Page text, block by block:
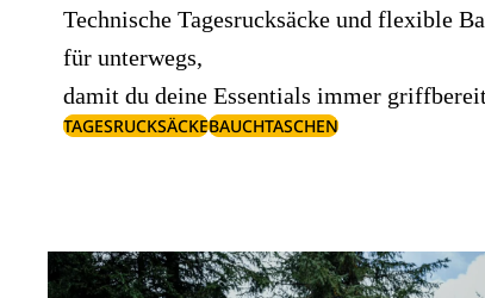
Technische Tagesrucksäcke und flexible
für unterwegs,
damit du deine Essentials immer
TAGESRUCKSÄCKEBAUCHTASCHEN